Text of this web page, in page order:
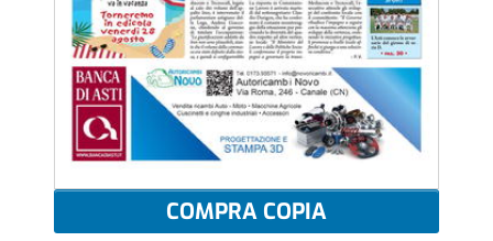
COMPRA COPIA